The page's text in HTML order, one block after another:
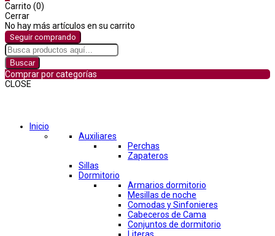
Carrito (0)
Cerrar
No hay más artículos en su carrito
Seguir comprando
Buscar
Comprar por categorías
CLOSE
Inicio
Auxiliares
Perchas
Zapateros
Sillas
Dormitorio
Armarios dormitorio
Mesillas de noche
Comodas y Sinfonieres
Cabeceros de Cama
Conjuntos de dormitorio